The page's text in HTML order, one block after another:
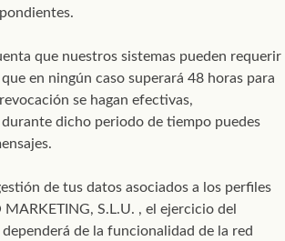
que nuestros sistemas pueden requerir
en ningún caso superará 48 horas para
se hagan efectivas,
dicho periodo de tiempo puedes
de tus datos asociados a los perfiles
MARKETING, S.L.U. , el ejercicio del
de la funcionalidad de la red